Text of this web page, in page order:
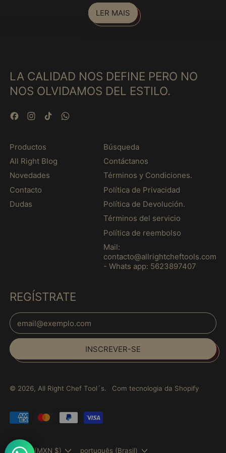
LER MAIS
LA CALIDAD NOS DEFINE PERO NO
NOS OLVIDAMOS DEL ESTILO.
FacebookInstagram
TikTokWhatsApp
Productos
All Right Blog
Novedades
Contacto
Dudas
Búsqueda
Contáctanos
Términos y Condiciones.
Política de Privacidad
Política de Devolución.
Términos del servicio
Política de reembolso
Mail:
contacto@allrightcheftools.com
- Whats app: 5623897407
REGÍSTRATE
Endereço de E-mail
INSCREVER-SE
© 2026, All Right Chef Tool´s. Com tecnologia da Shopify
Pagamentos
Aceitos
País/região
México (MXN $)
Gabão (MXN $)
Gâmbia (MXN $)
Gana (MXN $)
Gibraltar (MXN $)
Granada (MXN $)
Grécia (MXN $)
Groenlândia (MXN $)
Guadalupe (MXN $)
Guiné (MXN $)
Guiné Equatorial
(MXN $)
Guiné-Bissau (MXN
Haiti (MXN $)
Hong Kong, RAE da
Hungria (MXN $)
Idioma
português (Brasil)
Español
English
français
português
(Brasil)